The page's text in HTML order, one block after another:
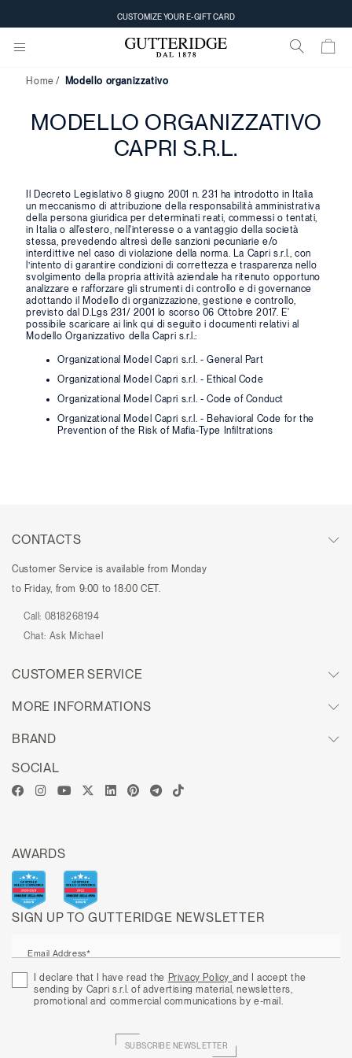
CUSTOMIZE YOUR E-GIFT CARD
Home Modello organizzativo
MODELLO ORGANIZZATIVO
CAPRI S.R.L.
Il Decreto Legislativo 8 giugno 2001 n. 231 ha introdotto in Italia
un meccanismo di attribuzione della responsabilità amministrativa
della persona giuridica per determinati reati, commessi o tentati,
in Italia o all'estero, nell'interesse o a vantaggio della società
stessa, prevedendo altresì delle sanzioni pecuniarie e/o
interdittive nel caso di violazione della norma. La Capri s.r.l., con
l’intento di garantire condizioni di correttezza e trasparenza nello
svolgimento della propria attività aziendale ha ritenuto opportuno
analizzare e rafforzare gli strumenti di controllo e di governance
adottando il Modello di organizzazione, gestione e controllo,
previsto dal D.Lgs 231/ 2001 lo scorso 06 Ottobre 2017. E'
possibile scaricare ai link qui di seguito i documenti relativi al
Modello Organizzativo della Capri s.r.l.:
Organizational Model Capri s.r.l. - General Part
Organizational Model Capri s.r.l. - Ethical Code
Organizational Model Capri s.r.l. - Code of Conduct
Organizational Model Capri s.r.l. - Behavioral Code for the
Prevention of the Risk of Mafia-Type Infiltrations
CONTACTS
Customer Service is available from Monday
to Friday, from 9:00 to 18:00 CET.
Call: 0818268194
Chat: Ask Michael
CUSTOMER SERVICE
MORE INFORMATIONS
BRAND
SIGN UP TO GUTTERIDGE NEWSLETTER
Email Address*
I declare that I have read the Privacy Policy and I accept the
sending by Capri s.r.l. of advertising material, newsletters,
promotional and commercial communications by e-mail.
SUBSCRIBE NEWSLETTER
SOCIAL
AWARDS